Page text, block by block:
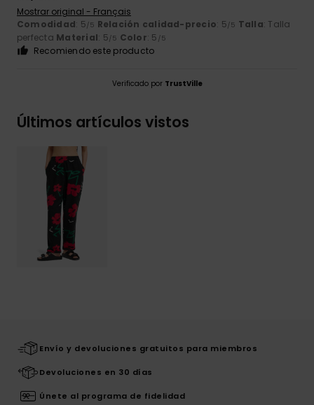
Mostrar original - Français
Comodidad: 5/5 Relación calidad-precio: 5/5 Talla: Talla
perfecta Material: 5/5 Color: 5 /5
Recomiendo este producto
Verificado por TrustVille
Últimos artículos vistos
Envío y devoluciones gratuitos para miembros
Devoluciones en 30 días
Únete al programa de fidelidad